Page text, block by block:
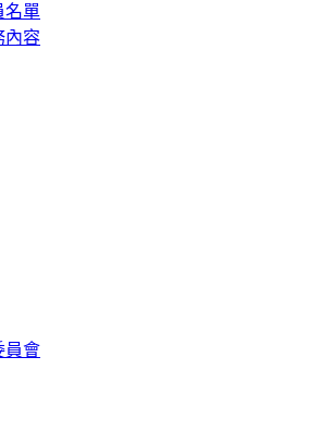
名單
內容
員會